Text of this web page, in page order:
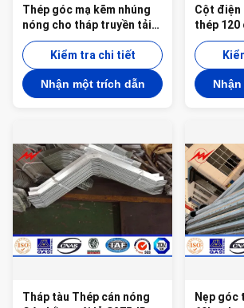
Thép góc mạ kẽm nhúng
nóng cho tháp truyền tải
điện
Kiểm tra chi tiết
Nhận một trích dẫn
Cột điện
thép 120
Tháp tàu Thép cán nóng
Nẹp góc